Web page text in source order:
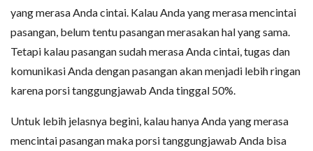
yang merasa Anda cintai. Kalau Anda yang merasa mencintai
pasangan, belum tentu pasangan merasakan hal yang sama.
Tetapi kalau pasangan sudah merasa Anda cintai, tugas dan
komunikasi Anda dengan pasangan akan menjadi lebih ringan
karena porsi tanggungjawab Anda tinggal 50%.
Untuk lebih jelasnya begini, kalau hanya Anda yang merasa
mencintai pasangan maka porsi tanggungjawab Anda bisa